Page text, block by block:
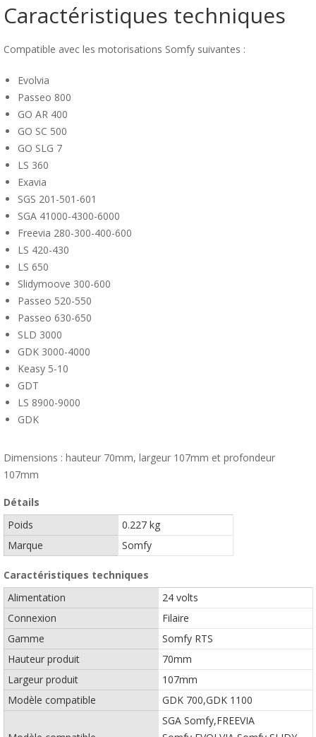
Caractéristiques techniques
Compatible avec les motorisations Somfy suivantes :
Evolvia
Passeo 800
GO AR 400
GO SC 500
GO SLG 7
LS 360
Exavia
SGS 201-501-601
SGA 41000-4300-6000
Freevia 280-300-400-600
LS 420-430
LS 650
Slidymoove 300-600
Passeo 520-550
Passeo 630-650
SLD 3000
GDK 3000-4000
Keasy 5-10
GDT
LS 8900-9000
GDK
Dimensions : hauteur 70mm, largeur 107mm et profondeur
107mm
Détails
Poids
0.227 kg
Marque
Somfy
Caractéristiques techniques
Alimentation
24 volts
Connexion
Filaire
Gamme
Somfy RTS
Hauteur produit
70mm
Largeur produit
107mm
Modèle compatible
GDK 700,GDK 1100
SGA Somfy,FREEVIA